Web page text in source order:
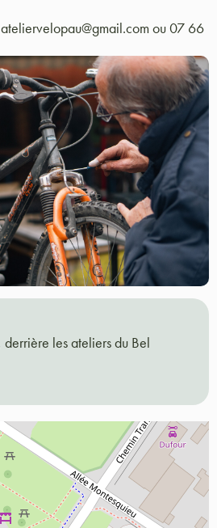
ateliervelopau@gmail.com ou 07 66
les ateliers du Bel